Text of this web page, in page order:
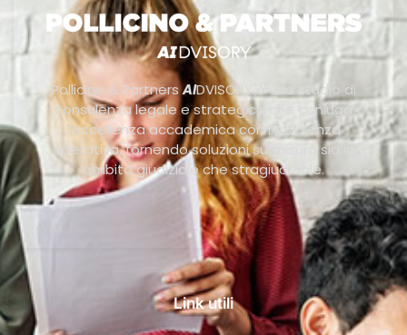
Pollicino & PartnersAIDVISORY è uno studio di
consulenza legale e strategica che coniuga
l’eccellenza accademica con l’efficienza
operativa, fornendo soluzioni su misura sia in
ambito giudiziale che stragiudiziale.
Link utili